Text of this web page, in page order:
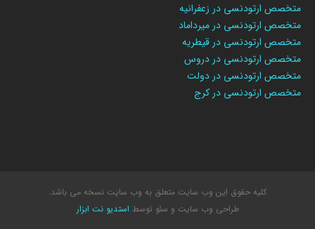
متخصص ارتودنسی در زعفرانیه
متخصص ارتودنسی در میرداماد
متخصص ارتودنسی در قیطریه
متخصص ارتودنسی در دروس
متخصص ارتودنسی در دولت
متخصص ارتودنسی در کرج
کلیه حقوق این وب سایت متعلق به وب سایت نسخه می باشد.
طراحی وب سایت و سئو توسط استدیو نت ابزار